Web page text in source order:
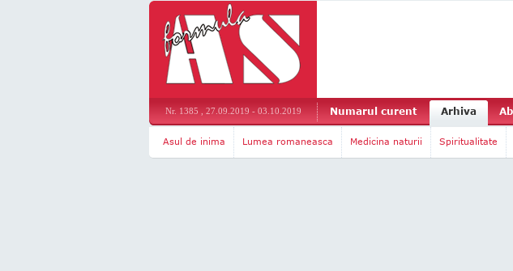
Nr. 1385 , 27.09.2019 - 03.10.2019 Numarul curent Arhiva
Asul de inima Lumea romaneasca Medicina naturii Spiritualitate